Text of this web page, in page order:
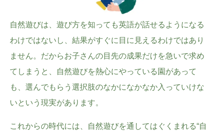
自然遊びは、遊び方を知っても英語が話せるようになる
わけではないし、結果がすぐに目に見えるわけではあり
ません。だからお子さんの目先の成果だけを急いで求め
てしまうと、自然遊びを熱心にやっている園があって
も、選んでもらう選択肢のなかになかなか入っていけな
いという現実があります。
これからの時代には、自然遊びを通してはぐくまれる“自